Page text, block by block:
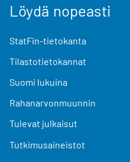
Löydä nopeasti
StatFin-tietokanta
Tilastotietokannat
Suomi lukuina
Rahanarvonmuunnin
Tulevat julkaisut
Tutkimusaineistot